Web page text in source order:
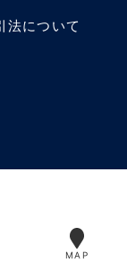
法について
MAP